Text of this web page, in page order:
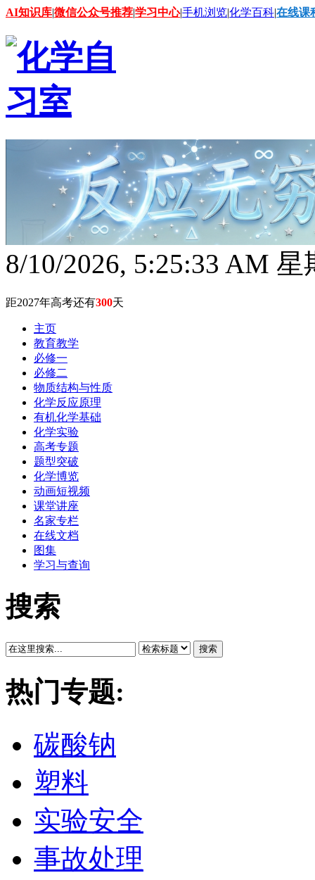
AI知识库|微信公众号推荐|学习中心|手机浏览|化学百科|在线课
8/10/2026, 5:25:34 AM 星
距2027年高考还有300天
主页
教育教学
必修一
必修二
物质结构与性质
化学反应原理
有机化学基础
化学实验
高考专题
题型突破
化学博览
动画短视频
课堂讲座
名家专栏
在线文档
图集
学习与查询
搜索
搜索
热门专题:
碳酸钠
塑料
实验安全
事故处理